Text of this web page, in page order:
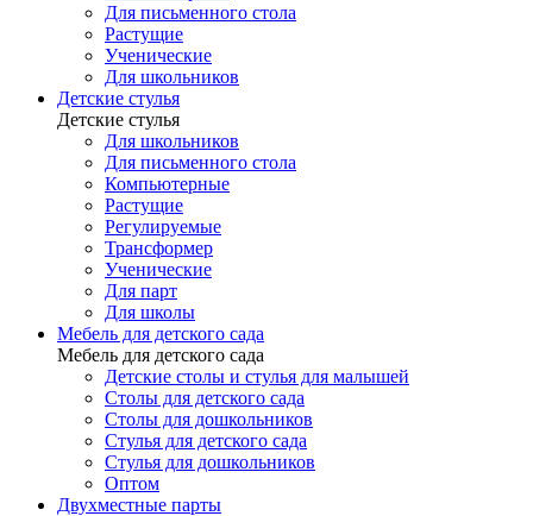
Для письменного стола
Растущие
Ученические
Для школьников
Детские стулья
Детские стулья
Для школьников
Для письменного стола
Компьютерные
Растущие
Регулируемые
Трансформер
Ученические
Для парт
Для школы
Мебель для детского сада
Мебель для детского сада
Детские столы и стулья для малышей
Столы для детского сада
Столы для дошкольников
Стулья для детского сада
Стулья для дошкольников
Оптом
Двухместные парты